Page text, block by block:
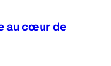
au cœur de